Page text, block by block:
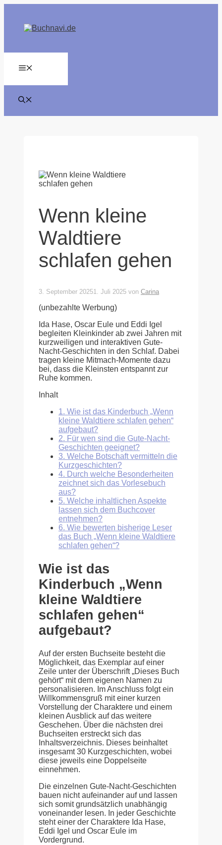
springen
Wenn kleine
Waldtiere
schlafen gehen
3. September 20251. Juli 2025 von Carina
(unbezahlte Werbung)
Ida Hase, Oscar Eule und Eddi Igel
begleiten Kleinkinder ab zwei Jahren mit
kurzweiligen und interaktiven Gute-
Nacht-Geschichten in den Schlaf. Dabei
tragen kleine Mitmach-Momente dazu
bei, dass die Kleinsten entspannt zur
Ruhe kommen.
Inhalt
1. Wie ist das Kinderbuch „Wenn
kleine Waldtiere schlafen gehen“
aufgebaut?
2. Für wen sind die Gute-Nacht-
Geschichten geeignet?
3. Welche Botschaft vermitteln die
Kurzgeschichten?
4. Durch welche Besonderheiten
zeichnet sich das Vorlesebuch
aus?
5. Welche inhaltlichen Aspekte
lassen sich dem Buchcover
entnehmen?
6. Wie bewerten bisherige Leser
das Buch „Wenn kleine Waldtiere
schlafen gehen“?
Wie ist das
Kinderbuch „Wenn
kleine Waldtiere
schlafen gehen“
aufgebaut?
Auf der ersten Buchseite besteht die
Möglichkeit, das Exemplar auf einer
Zeile unter der Überschrift „Dieses Buch
gehört“ mit dem eigenen Namen zu
personalisieren. Im Anschluss folgt ein
Willkommensgruß mit einer kurzen
Vorstellung der Charaktere und einem
kleinen Ausblick auf das weitere
Geschehen. Über die nächsten drei
Buchseiten erstreckt sich das
Inhaltsverzeichnis. Dieses beinhaltet
insgesamt 30 Kurzgeschichten, wobei
diese jeweils eine Doppelseite
einnehmen.
Die einzelnen Gute-Nacht-Geschichten
bauen nicht aufeinander auf und lassen
sich somit grundsätzlich unabhängig
voneinander lesen. In jeder Geschichte
steht einer der Charaktere Ida Hase,
Eddi Igel und Oscar Eule im
Vordergrund.